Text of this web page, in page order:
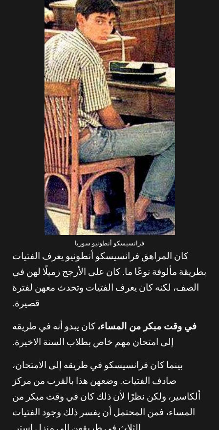
فرانسيسكو أنطونيو سوريا
كان المراهق فرانسيسكو أنطونيو يعرف الفتيات
بطريقة مألوفة نوعًا ما. كان على الأرجح زميلًا لهن في
الصف، لكنه كان يعرف الفتيات وتحدث معهن لفترة
قصيرة.
في وقت مبكر من المساء، كان يبدو أنه في طريقه
إلى امتحان مهم خاص بطلاب السنة الاخيرة.
بينما كان فرانسيسكو في طريقه إلى الامتحان،
صادف الفتيات. وضعهن هذا بالقرب من مركز
ألكاسير، ولكن نظرًا لأن ذلك كان في وقت مبكر من
المساء، فمن المحتمل أن يفسر ذلك وجود الفتيات